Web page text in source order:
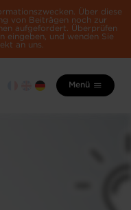
Über diese
von Beiträgen noch zur
aufgefordert. Überprüfen
eingeben, und wenden Sie
an uns.
Menü